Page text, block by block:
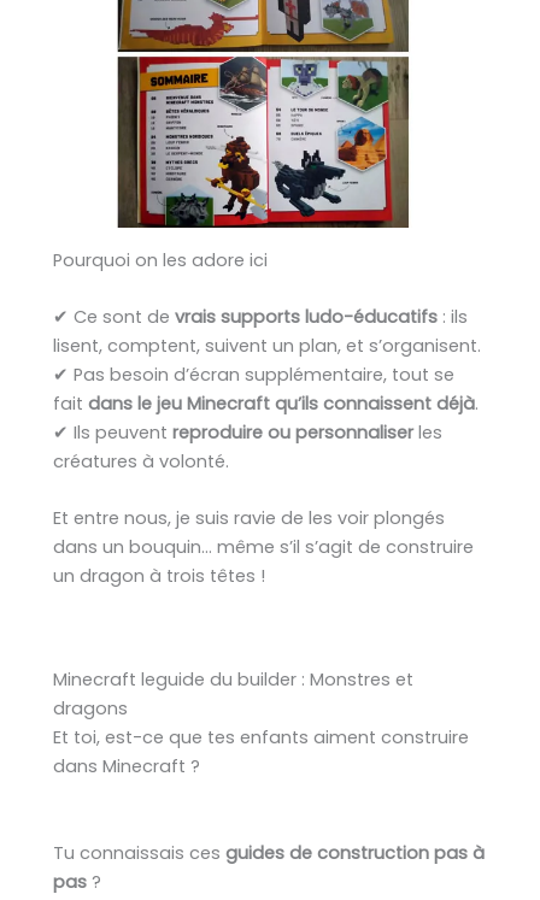
Pourquoi on les adore ici
✔ Ce sont de vrais supports ludo-éducatifs : ils
lisent, comptent, suivent un plan, et s’organisent.
✔ Pas besoin d’écran supplémentaire, tout se
fait dans le jeu Minecraft qu’ils connaissent déjà.
✔ Ils peuvent reproduire ou personnaliserles
créatures à volonté.
Et entre nous, je suis ravie de les voir plongés
dans un bouquin… même s’il s’agit de construire
un dragon à trois têtes !
Minecraft leguide du builder : Monstres et
dragons
Et toi, est-ce que tes enfants aiment construire
dans Minecraft ?
Tu connaissais ces guides de construction pas à
pas ?